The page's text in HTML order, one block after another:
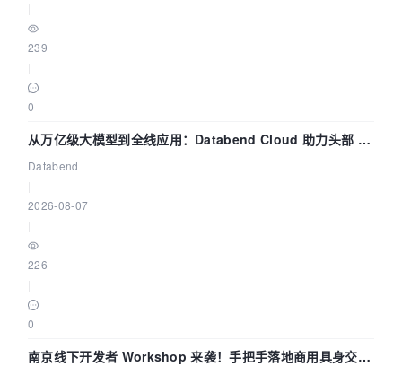
239
0
从万亿级大模型到全线应用：Databend Cloud 助力头部 AI
企业构建全链路 Trace 数据管道
Databend
2026-08-07
226
0
南京线下开发者 Workshop 来袭！手把手落地商用具身交互